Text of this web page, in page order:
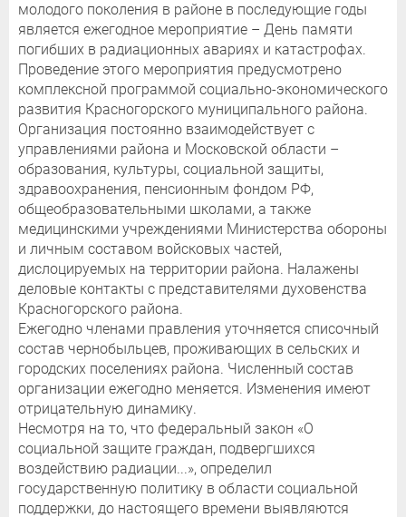
молодого поколения в районе в последующие годы
является ежегодное мероприятие – День памяти
погибших в радиационных авариях и катастрофах.
Проведение этого мероприятия предусмотрено
комплексной программой социально-экономического
развития Красногорского муниципального района.
Организация постоянно взаимодействует с
управлениями района и Московской области –
образования, культуры, социальной защиты,
здравоохранения, пенсионным фондом РФ,
общеобразовательными школами, а также
медицинскими учреждениями Министерства обороны
и личным составом войсковых частей,
дислоцируемых на территории района. Налажены
деловые контакты с представителями духовенства
Красногорского района.
Ежегодно членами правления уточняется списочный
состав чернобыльцев, проживающих в сельских и
городских поселениях района. Численный состав
организации ежегодно меняется. Изменения имеют
отрицательную динамику.
Несмотря на то, что федеральный закон «О
социальной защите граждан, подвергшихся
воздействию радиации...», определил
государственную политику в области социальной
поддержки, до настоящего времени выявляются